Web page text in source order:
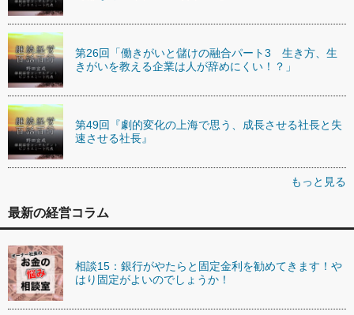
第26回「働きがいと儲けの融合パート3 生き方、生
きがいを教える企業は人が辞めにくい！？」
第49回『劇的変化の上海で思う、成長させる社長と失
速させる社長』
もっと見る
最新の経営コラム
相談15：銀行がやたらと固定金利を勧めてきます！や
はり固定がよいのでしょうか！